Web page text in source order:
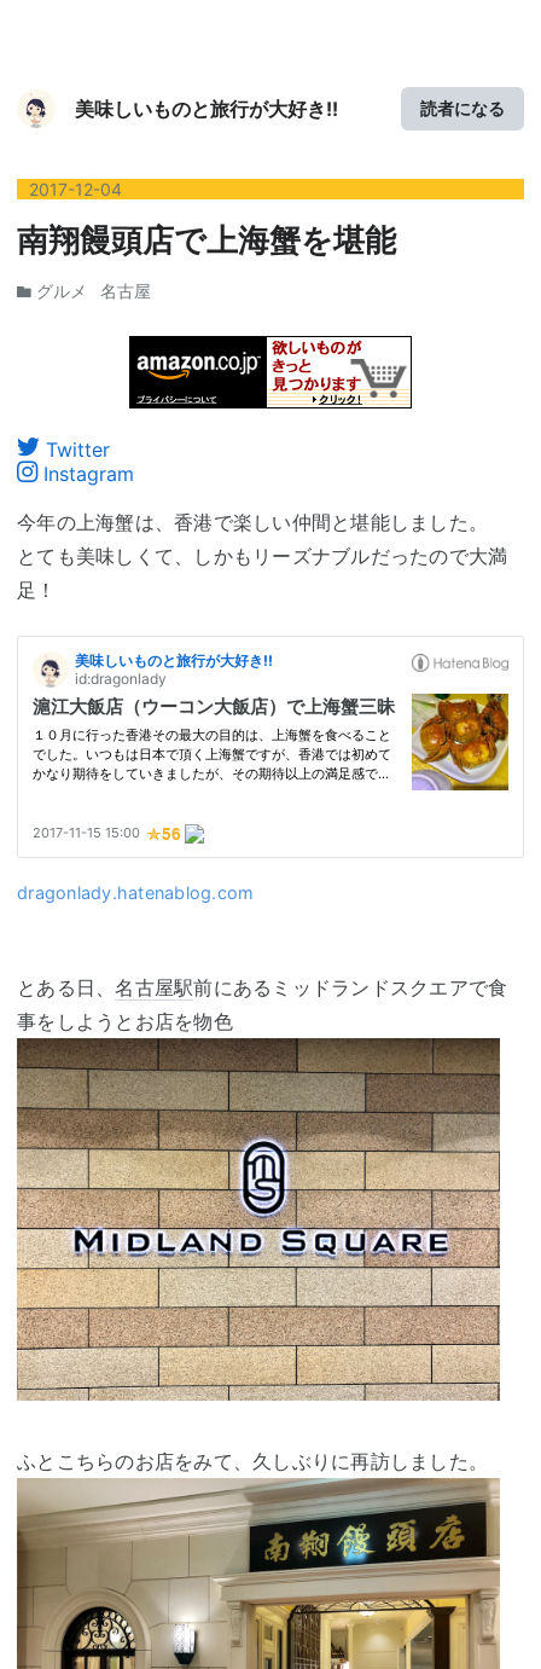
美味しいものと旅行が大好き!! 読者になる
2017-12-04
南翔饅頭店で上海蟹を堪能
グルメ 名古屋
Twitter
Instagram
今年の上海蟹は、香港で楽しい仲間と堪能しました。
とても美味しくて、しかもリーズナブルだったので大満
足！
dragonlady.hatenablog.com
とある日、名古屋駅前にあるミッドランドスクエアで食
事をしようとお店を物色
ふとこちらのお店をみて、久しぶりに再訪しました。